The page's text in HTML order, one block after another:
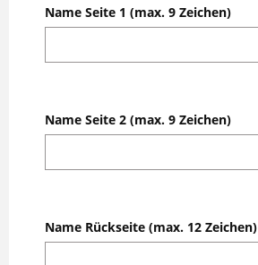
Name Seite 1 (max. 9 Zeichen)
Name Seite 2 (max. 9 Zeichen)
Name Rückseite (max. 12 Zeichen)